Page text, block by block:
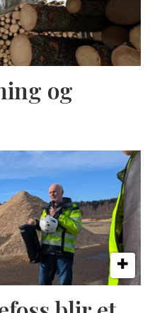
og